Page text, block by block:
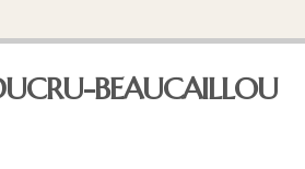
BEAUCAILLOU